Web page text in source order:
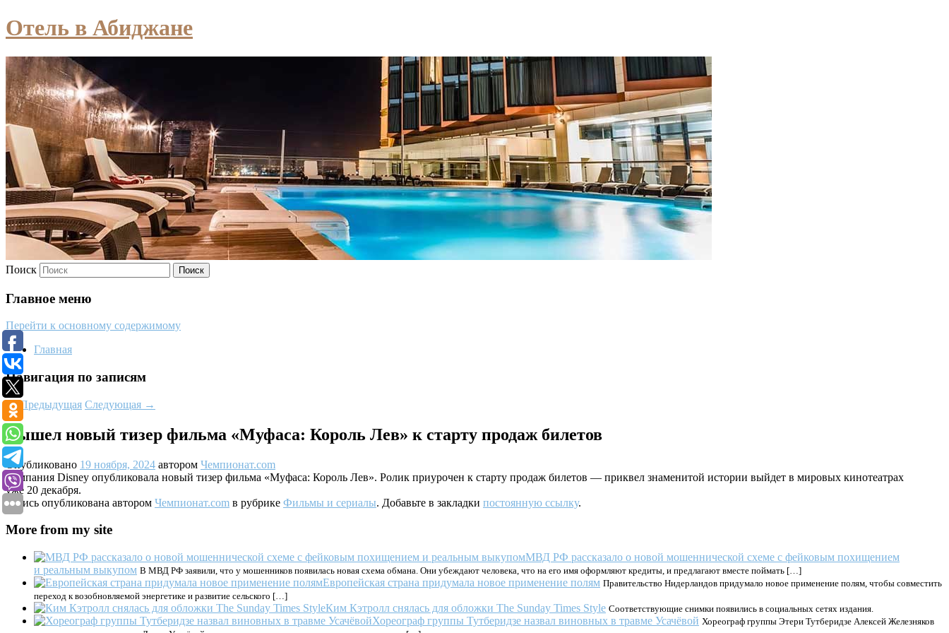
Отель в Абиджане
Поиск
Главное меню
Перейти к основному содержимому
Главная
Навигация по записям
←Предыдущая Следующая →
Вышел новый тизер фильма «Муфаса: Король Лев» к старту продаж билетов
Опубликовано 19 ноября, 2024 автором Чемпионат.com
Компания Disney опубликовала новый тизер фильма «Муфаса: Король Лев». Ролик приурочен к старту продаж билетов — приквел знаменитой истории выйдет в мировых кинотеатрах
уже 20 декабря.
Запись опубликована автором Чемпионат.com в рубрике Фильмы и сериалы. Добавьте в закладки постоянную ссылку.
More from my site
МВД РФ рассказало о новой мошеннической схеме с фейковым похищением
и реальным выкупом В МВД РФ заявили, что у мошенников появилась новая схема обмана. Они убеждают человека, что на его имя оформляют кредиты, и предлагают вместе поймать […]
Европейская страна придумала новое применение полям Правительство Нидерландов придумало новое применение полям, чтобы совместить
переход к возобновляемой энергетике и развитие сельского […]
Ким Кэтролл снялась для обложки The Sunday Times Style Соответствующие снимки появились в социальных сетях издания.
Хореограф группы Тутберидзе назвал виновных в травме Усачёвой Хореограф группы Этери Тутберидзе Алексей Железняков